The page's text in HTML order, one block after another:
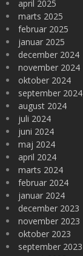
april 2025
marts 2025
februar 2025
januar 2025
december 2024
november 2024
oktober 2024
september 2024
august 2024
juli 2024
juni 2024
maj 2024
april 2024
marts 2024
februar 2024
januar 2024
december 2023
november 2023
oktober 2023
september 2023